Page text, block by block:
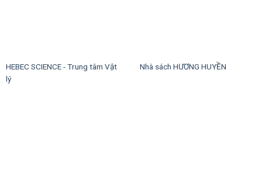
HEBEC SCIENCE - Trung tâm Vật
lý
Nhà sách HƯƠNG HUYỀN